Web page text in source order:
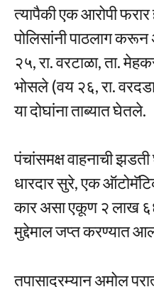
त्यापैकी एक आरोपी फरार
पोलिसांनी पाठलाग
२५, रा. वरटाळा, ता.
भोसले (वय २६, रा.
या दोघांना ताब्यात घेतले.
पंचांसमक्ष वाहनाची
धारदार सुरे, एक
कार असा एकूण २ लाख
मुद्देमाल जप्त करण्यात
तपासादरम्यान अमोल